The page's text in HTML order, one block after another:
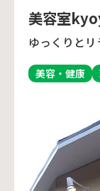
美容室
ゆっくりとリ
美容・健康